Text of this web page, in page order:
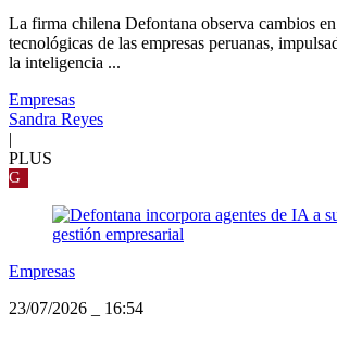
La firma chilena Defontana observa cambios
tecnológicas de las empresas peruanas,
la inteligencia ...
Empresas
Sandra Reyes
|
PLUS
G
Empresas
23/07/2026
16:54